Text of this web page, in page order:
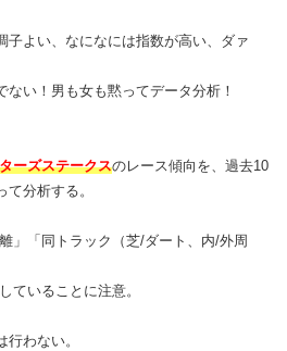
子よい、なになには指数が高い、ダァ
い！男も女も黙ってデータ分析！
ーズステークスのレース傾向を、過去10
分析する。
」「同トラック（芝/ダート、内/外周
ていることに注意。
わない。